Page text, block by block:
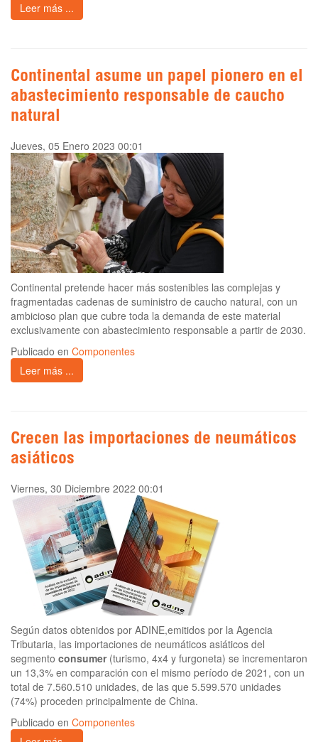
Leer más ...
Continental asume un papel pionero en el
abastecimiento responsable de caucho
natural
Jueves, 05 Enero 2023 00:01
Continental pretende hacer más sostenibles las complejas y
fragmentadas cadenas de suministro de caucho natural, con un
ambicioso plan que cubre toda la demanda de este material
exclusivamente con abastecimiento responsable a partir de 2030.
Publicado en Componentes
Leer más ...
Crecen las importaciones de neumáticos
asiáticos
Viernes, 30 Diciembre 2022 00:01
Según datos obtenidos por ADINE,emitidos por la Agencia
Tributaria, las importaciones de neumáticos asiáticos del
segmento consumer (turismo, 4x4 y furgoneta) se incrementaron
un 13,3% en comparación con el mismo período de 2021, con un
total de 7.560.510 unidades, de las que 5.599.570 unidades
(74%) proceden principalmente de China.
Publicado en Componentes